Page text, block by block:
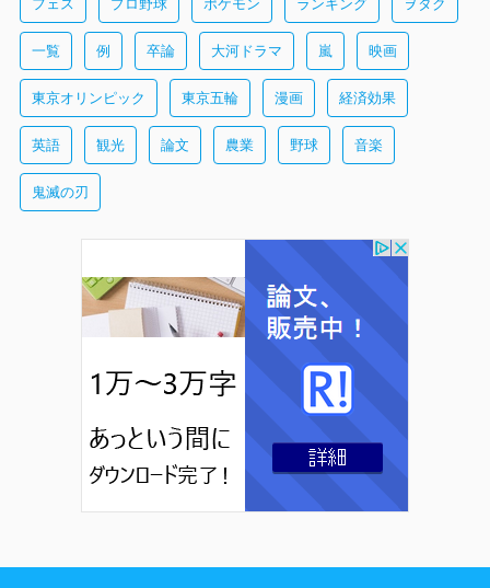
一覧 例 卒論 大河ドラマ 嵐 映画
東京オリンピック 東京五輪 漫画 経済効果
英語 観光 論文 農業 野球 音楽
鬼滅の刃